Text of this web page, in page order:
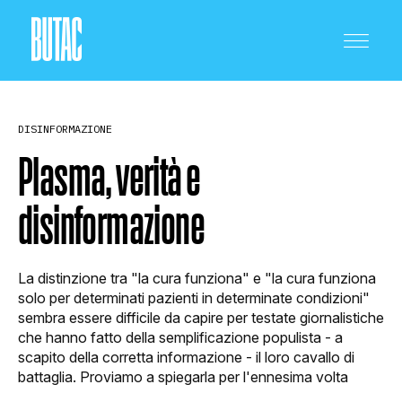
CRONACA E POLITICA
SCIENZA E TECNOLOGIA
SALUTE E MEDICINA
DISINFORMAZIONE
Plasma, verità e
disinformazione
La distinzione tra "la cura funziona" e "la cura funziona
solo per determinati pazienti in determinate condizioni"
sembra essere difficile da capire per testate giornalistiche
che hanno fatto della semplificazione populista - a
scapito della corretta informazione - il loro cavallo di
battaglia. Proviamo a spiegarla per l'ennesima volta